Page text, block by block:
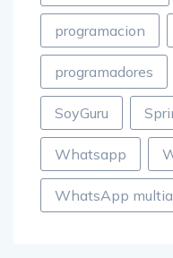
programacion
programadores
SoyGuru
Whatsapp
WhatsApp